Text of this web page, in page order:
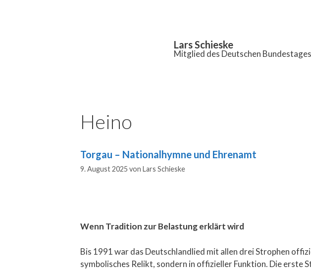
Lars Schieske
Mitglied des Deutschen Bundestages
Heino
Torgau – Nationalhymne und Ehrenamt
9. August 2025 von Lars Schieske
Wenn Tradition zur Belastung erklärt wird
Bis 1991 war das Deutschlandlied mit allen drei Strophen
symbolisches Relikt, sondern in offizieller Funktion. Die erste